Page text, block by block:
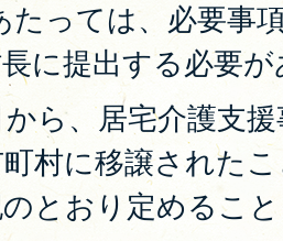
たっては、必要事
に提出する必要
ら、居宅介護支
村に移譲された
とおり定めるこ